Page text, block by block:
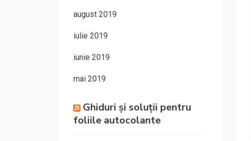
august 2019
iulie 2019
iunie 2019
mai 2019
Ghiduri și soluții pentru
foliile autocolante